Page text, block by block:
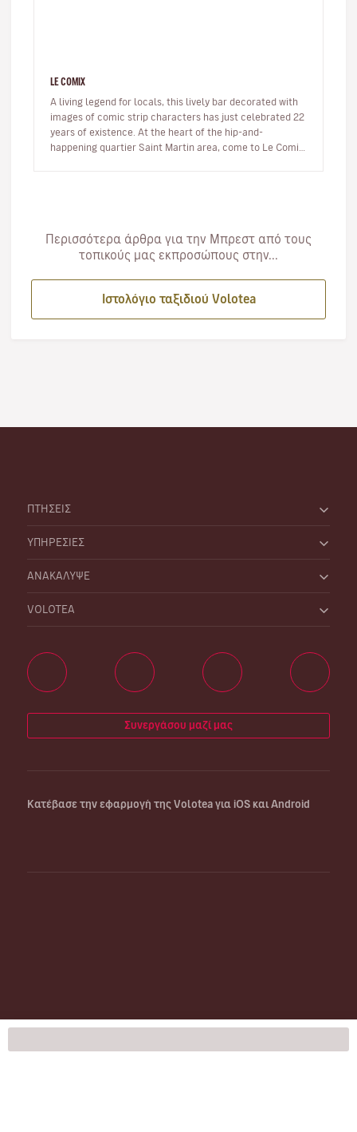
LE COMIX
A living legend for locals, this lively bar decorated with
images of comic strip characters has just celebrated 22
years of existence. At the heart of the hip-and-
happening quartier Saint Martin area, come to Le Comix
Περισσότερα άρθρα για την Μπρεστ από τους
τοπικούς μας εκπροσώπους στην...
Ιστολόγιο ταξιδιού Volotea
ΠΤΗΣΕΙΣ
ΥΠΗΡΕΣΙΕΣ
ΑΝΑΚΑΛΥΨΕ
VOLOTEA
Συνεργάσου μαζί μας
Κατέβασε την εφαρμογή της Volotea για iOS και Android